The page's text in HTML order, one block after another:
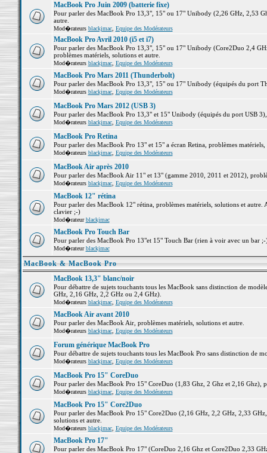
MacBook Pro Juin 2009 (batterie fixe)
Pour parler des MacBook Pro 13,3", 15" ou 17" Unibody (2,26 GHz, 2,53
autre.
Mod�rateurs blackjmac, Equipe des Modérateurs
MacBook Pro Avril 2010 (i5 et i7)
Pour parler des MacBook Pro 13,3", 15" ou 17" Unibody (Core2Duo 2,4
problèmes matériels, solutions et autre.
Mod�rateurs blackjmac, Equipe des Modérateurs
MacBook Pro Mars 2011 (Thunderbolt)
Pour parler des MacBook Pro 13,3", 15" ou 17" Unibody (équipés du port
Mod�rateurs blackjmac, Equipe des Modérateurs
MacBook Pro Mars 2012 (USB 3)
Pour parler des MacBook Pro 13,3" et 15" Unibody (équipés du port USB
Mod�rateurs blackjmac, Equipe des Modérateurs
MacBook Pro Retina
Pour parler des MacBook Pro 13" et 15" a écran Retina, problèmes matériels,
Mod�rateurs blackjmac, Equipe des Modérateurs
MacBook Air après 2010
Pour parler des MacBook Air 11" et 13" (gamme 2010, 2011 et 2012),
Mod�rateurs blackjmac, Equipe des Modérateurs
MacBook 12" rétina
Pour parler des MacBook 12" rétina, problèmes matériels, solutions et
clavier ;-)
Mod�rateurblackjmac
MacBook Pro Touch Bar
Pour parler des MacBook Pro 13"et 15" Touch Bar (rien à voir avec un bar
Mod�rateurblackjmac
MacBook & MacBook Pro
MacBook 13,3" blanc/noir
Pour débattre de sujets touchants tous les MacBook sans distinction de
GHz, 2,16 GHz, 2,2 GHz ou 2,4 GHz).
Mod�rateurs blackjmac, Equipe des Modérateurs
MacBook Air avant 2010
Pour parler des MacBook Air, problèmes matériels, solutions et autre.
Mod�rateurs blackjmac, Equipe des Modérateurs
Forum générique MacBook Pro
Pour débattre de sujets touchants tous les MacBook Pro sans distinction de
Mod�rateurs blackjmac, Equipe des Modérateurs
MacBook Pro 15" CoreDuo
Pour parler des MacBook Pro 15" CoreDuo (1,83 Ghz, 2 Ghz et 2,16 Ghz),
Mod�rateurs blackjmac, Equipe des Modérateurs
MacBook Pro 15" Core2Duo
Pour parler des MacBook Pro 15" Core2Duo (2,16 GHz, 2,2 GHz, 2,33
solutions et autre.
Mod�rateurs blackjmac, Equipe des Modérateurs
MacBook Pro 17"
Pour parler des MacBook Pro 17" (CoreDuo 2,16 Ghz et Core2Duo 2,33